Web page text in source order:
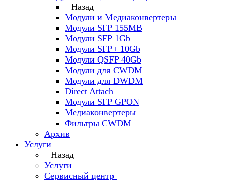
Назад
Модули и Медиаконвертеры
Модули SFP 155MB
Модули SFP 1Gb
Модули SFP+ 10Gb
Модули QSFP 40Gb
Модули для CWDM
Модули для DWDM
Direct Attach
Модули SFP GPON
Медиаконвертеры
Фильтры CWDM
Архив
Услуги
Назад
Услуги
Сервисный центр